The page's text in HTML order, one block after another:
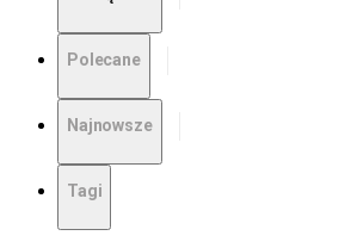
Polecane
Najnowsze
Tagi